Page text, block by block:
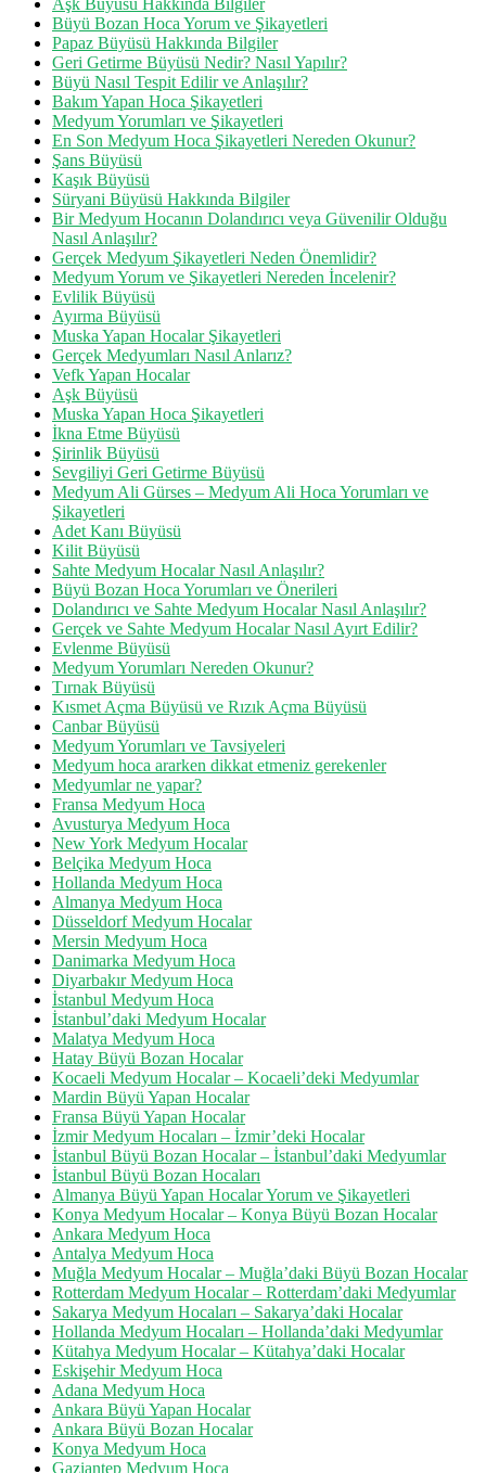
Aşk Büyüsü Hakkında Bilgiler
Büyü Bozan Hoca Yorum ve Şikayetleri
Papaz Büyüsü Hakkında Bilgiler
Geri Getirme Büyüsü Nedir? Nasıl Yapılır?
Büyü Nasıl Tespit Edilir ve Anlaşılır?
Bakım Yapan Hoca Şikayetleri
Medyum Yorumları ve Şikayetleri
En Son Medyum Hoca Şikayetleri Nereden Okunur?
Şans Büyüsü
Kaşık Büyüsü
Süryani Büyüsü Hakkında Bilgiler
Bir Medyum Hocanın Dolandırıcı veya Güvenilir Olduğu
Nasıl Anlaşılır?
Gerçek Medyum Şikayetleri Neden Önemlidir?
Medyum Yorum ve Şikayetleri Nereden İncelenir?
Evlilik Büyüsü
Ayırma Büyüsü
Muska Yapan Hocalar Şikayetleri
Gerçek Medyumları Nasıl Anlarız?
Vefk Yapan Hocalar
Aşk Büyüsü
Muska Yapan Hoca Şikayetleri
İkna Etme Büyüsü
Şirinlik Büyüsü
Sevgiliyi Geri Getirme Büyüsü
Medyum Ali Gürses – Medyum Ali Hoca Yorumları ve
Şikayetleri
Adet Kanı Büyüsü
Kilit Büyüsü
Sahte Medyum Hocalar Nasıl Anlaşılır?
Büyü Bozan Hoca Yorumları ve Önerileri
Dolandırıcı ve Sahte Medyum Hocalar Nasıl Anlaşılır?
Gerçek ve Sahte Medyum Hocalar Nasıl Ayırt Edilir?
Evlenme Büyüsü
Medyum Yorumları Nereden Okunur?
Tırnak Büyüsü
Kısmet Açma Büyüsü ve Rızık Açma Büyüsü
Canbar Büyüsü
Medyum Yorumları ve Tavsiyeleri
Medyum hoca ararken dikkat etmeniz gerekenler
Medyumlar ne yapar?
Fransa Medyum Hoca
Avusturya Medyum Hoca
New York Medyum Hocalar
Belçika Medyum Hoca
Hollanda Medyum Hoca
Almanya Medyum Hoca
Düsseldorf Medyum Hocalar
Mersin Medyum Hoca
Danimarka Medyum Hoca
Diyarbakır Medyum Hoca
İstanbul Medyum Hoca
İstanbul’daki Medyum Hocalar
Malatya Medyum Hoca
Hatay Büyü Bozan Hocalar
Kocaeli Medyum Hocalar – Kocaeli’deki Medyumlar
Mardin Büyü Yapan Hocalar
Fransa Büyü Yapan Hocalar
İzmir Medyum Hocaları – İzmir’deki Hocalar
İstanbul Büyü Bozan Hocalar – İstanbul’daki Medyumlar
İstanbul Büyü Bozan Hocaları
Almanya Büyü Yapan Hocalar Yorum ve Şikayetleri
Konya Medyum Hocalar – Konya Büyü Bozan Hocalar
Ankara Medyum Hoca
Antalya Medyum Hoca
Muğla Medyum Hocalar – Muğla’daki Büyü Bozan Hocalar
Rotterdam Medyum Hocalar – Rotterdam’daki Medyumlar
Sakarya Medyum Hocaları – Sakarya’daki Hocalar
Hollanda Medyum Hocaları – Hollanda’daki Medyumlar
Kütahya Medyum Hocalar – Kütahya’daki Hocalar
Eskişehir Medyum Hoca
Adana Medyum Hoca
Ankara Büyü Yapan Hocalar
Ankara Büyü Bozan Hocalar
Konya Medyum Hoca
Gaziantep Medyum Hoca